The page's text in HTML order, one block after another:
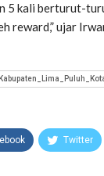
5 kali berturut-
reward,” ujar
Twitter